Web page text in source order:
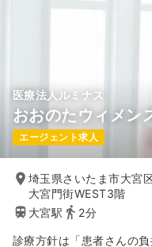
医療法人ルミナス
おおのたウィメン
エージェント求人
埼玉県さいたま市大宮
大宮門街WEST3階
大宮駅
2分
診療方針は「患者さんの